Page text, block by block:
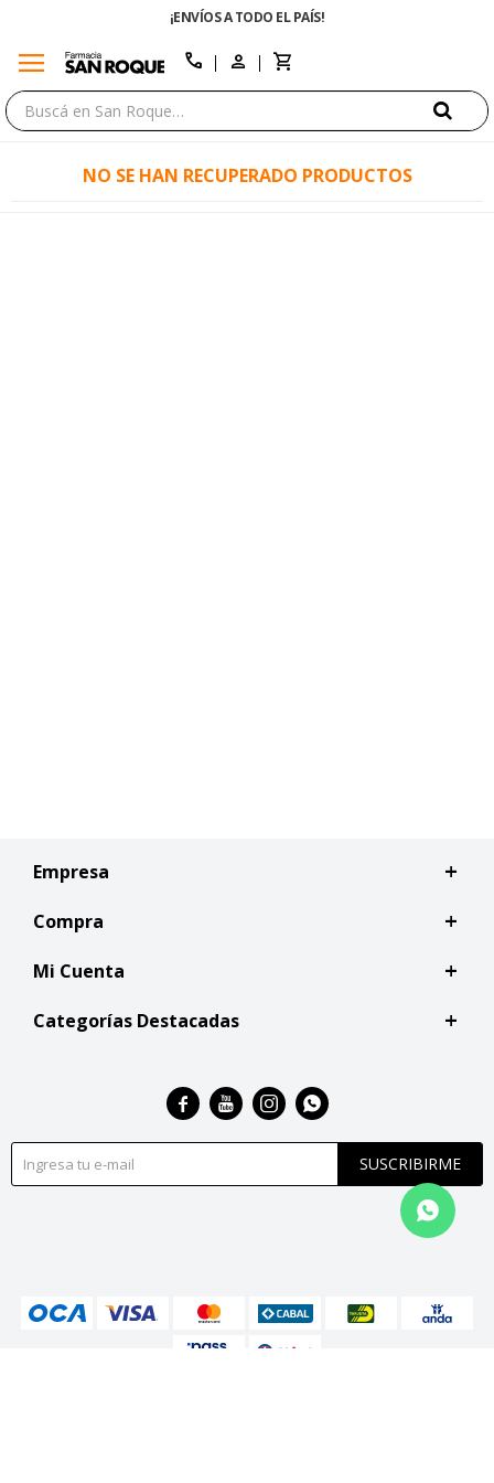
¡ENVÍOS A TODO EL PAÍS!
menu call
NO SE HAN RECUPERADO PRODUCTOS
Empresa
Compra
Mi Cuenta
Categorías Destacadas
SUSCRIBIRME
   
close